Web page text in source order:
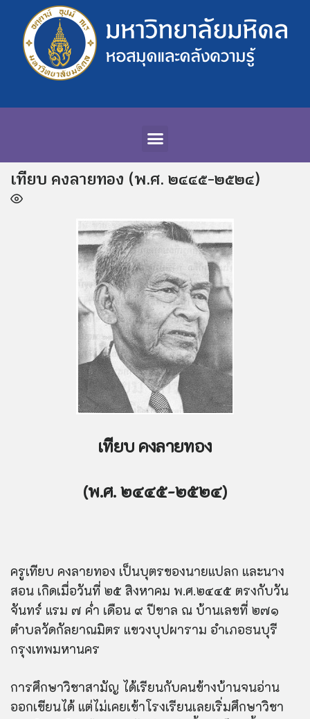
เทียบ คงลายทอง (พ.ศ. ๒๔๔๕-๒๕๒๔)
เทียบ คงลายทอง
(พ.ศ. ๒๔๔๕-๒๕๒๔)
ครูเทียบ คงลายทอง เป็นบุตรของนายแปลก และนาง
สอน เกิดเมื่อวันที่ ๒๕ สิงหาคม พ.ศ.๒๔๔๕ ตรงกับวัน
จันทร์ แรม ๗ ค่ำ เดือน ๙ ปีขาล ณ บ้านเลขที่ ๒๗๑
ตำบลวัดกัลยาณมิตร แขวงบุปผาราม อำเภอธนบุรี
กรุงเทพมหานคร
การศึกษาวิชาสามัญ ได้เรียนกับคนข้างบ้านจนอ่าน
ออกเขียนได้ แต่ไม่เคยเข้าโรงเรียนเลยเริ่มศึกษาวิชา